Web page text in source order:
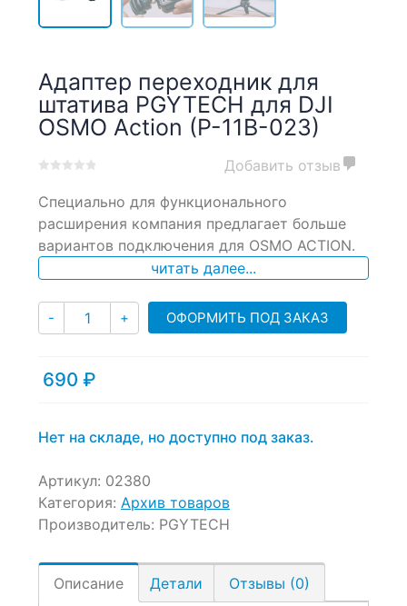
Адаптер переходник для
штатива PGYTECH для DJI
OSMO Action (P-11B-023)
out
based
on
Добавить отзыв
Специально для функционального
расширения компания предлагает больше
вариантов подключения для OSMO ACTION.
читать далее...
- Количество
+ ОФОРМИТЬ ПОД ЗАКАЗ
690 ₽
Нет на складе, но доступно под заказ.
Артикул: 02380
Категория: Архив товаров
Производитель: PGYTECH
Описание Детали Отзывы (0)